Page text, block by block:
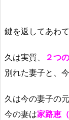
鍵を返してあわ
久は実質、 ２つ
別れた妻子と、今
久は今の妻子の
今の妻は家路恵